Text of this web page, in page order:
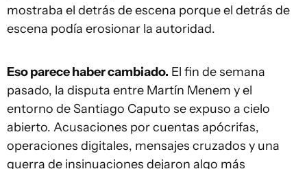
mostraba el detrás de escena porque el detrás de
escena podía erosionar la autoridad.
Eso parece haber cambiado. El fin de semana
pasado, la disputa entre Martín Menem y el
entorno de Santiago Caputo se expuso a cielo
abierto. Acusaciones por cuentas apócrifas,
operaciones digitales, mensajes cruzados y una
guerra de insinuaciones dejaron algo más